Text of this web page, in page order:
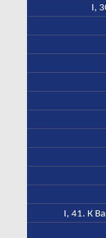
I,
I, 41. К